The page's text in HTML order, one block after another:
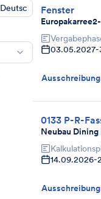
Fenster
03.05.2027-
0133 P-R-
Neubau
14.09.2026-